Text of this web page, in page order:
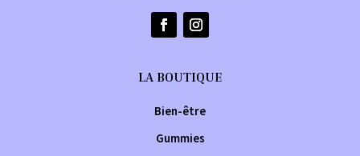
LA BOUTIQUE
Bien-être
Gummies